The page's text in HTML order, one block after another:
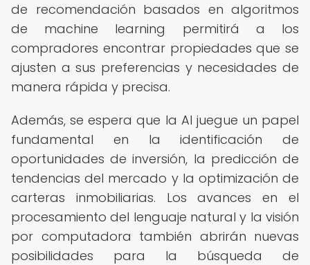
de recomendación basados en algoritmos
de machine learning permitirá a los
compradores encontrar propiedades que se
ajusten a sus preferencias y necesidades de
manera rápida y precisa.
Además, se espera que la AI juegue un papel
fundamental en la identificación de
oportunidades de inversión, la predicción de
tendencias del mercado y la optimización de
carteras inmobiliarias. Los avances en el
procesamiento del lenguaje natural y la visión
por computadora también abrirán nuevas
posibilidades para la búsqueda de